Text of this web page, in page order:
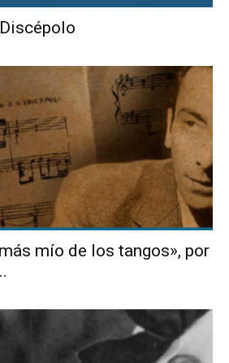
mío de los tangos», por